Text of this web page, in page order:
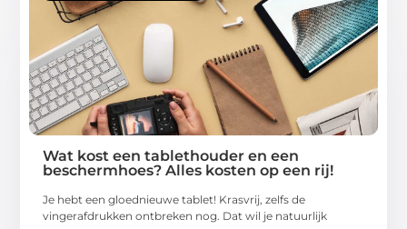
Wat kost een tablethouder en een
beschermhoes? Alles kosten op een rij!
Je hebt een gloednieuwe tablet! Krasvrij, zelfs de
vingerafdrukken ontbreken nog. Dat wil je natuurlijk